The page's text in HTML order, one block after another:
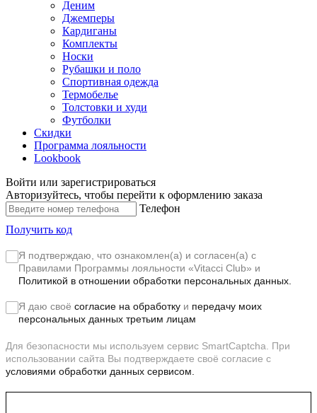
Деним
Джемперы
Кардиганы
Комплекты
Носки
Рубашки и поло
Спортивная одежда
Термобелье
Толстовки и худи
Футболки
Скидки
Программа лояльности
Lookbook
Войти или зарегистрироваться
Авторизуйтесь, чтобы перейти к оформлению заказа
Телефон
Получить код
Я подтверждаю, что ознакомлен(а) и согласен(а) с
Правилами Программы лояльности «Vitacci Club» и
Политикой в отношении обработки персональных данных.
Я даю своё согласие на обработку и передачу моих
персональных данных третьим лицам
Для безопасности мы используем сервис SmartCaptcha. При
использовании сайта Вы подтверждаете своё согласие с
условиями обработки данных сервисом.